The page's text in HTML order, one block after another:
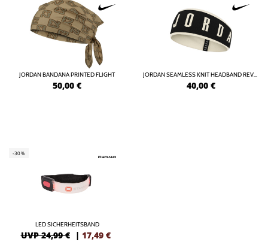
JORDAN BANDANA PRINTED FLIGHT
50,00 €
JORDAN SEAMLESS KNIT HEADBAND REVERSIBLE
40,00 €
-30%
LED SICHERHEITSBAND
UVP 24,99 € | 17,49 €